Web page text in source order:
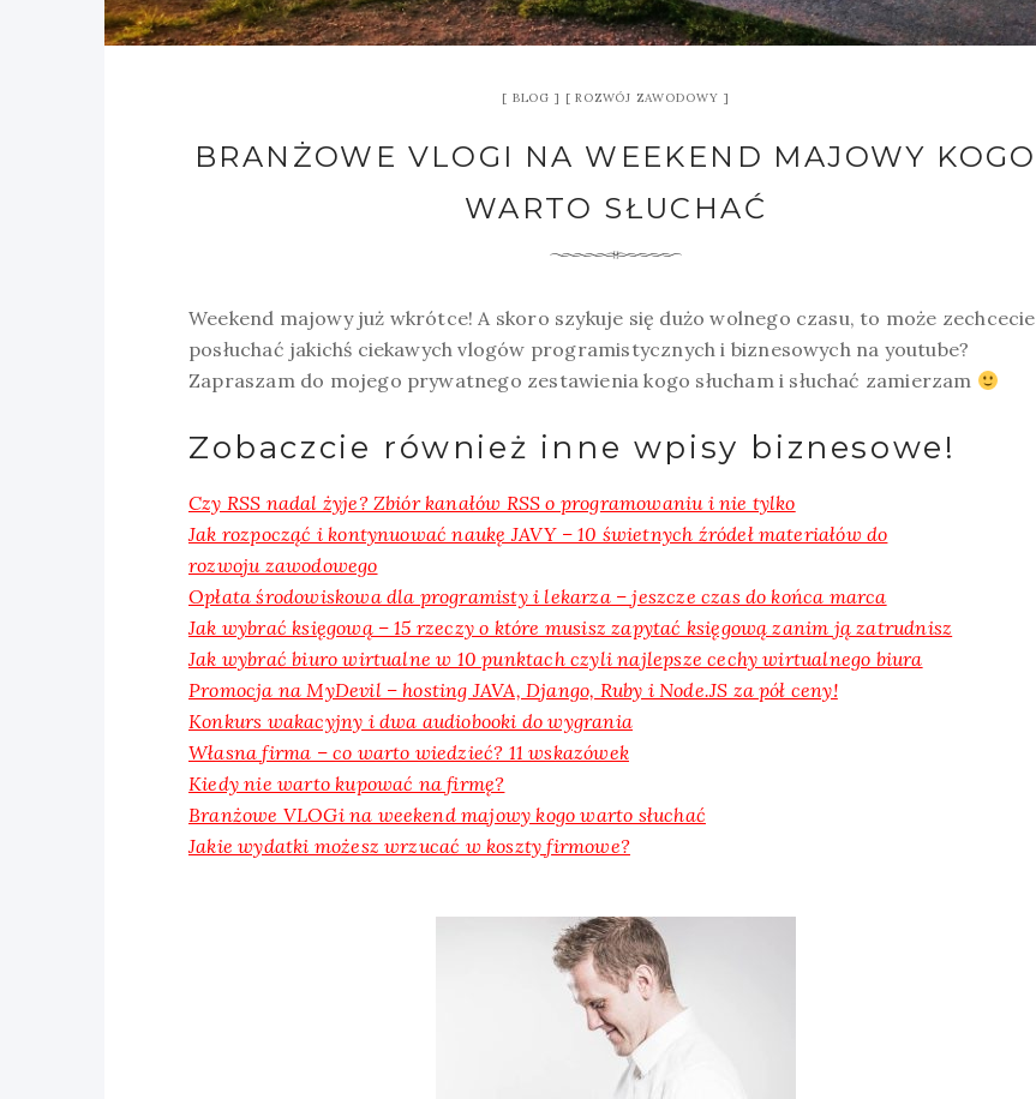
BLOG ROZWÓJ ZAWODOWY
BRANŻOWE VLOGI NA WEEKEND MAJOWY KOGO
WARTO SŁUCHAĆ
Weekend majowy już wkrótce! A skoro szykuje się dużo wolnego czasu, to może zechcecie
posłuchać jakichś ciekawych vlogów programistycznych i biznesowych na youtube?
Zapraszam do mojego prywatnego zestawienia kogo słucham i słuchać zamierzam
Zobaczcie również inne wpisy biznesowe!
Czy RSS nadal żyje? Zbiór kanałów RSS o programowaniu i nie tylko
Jak rozpocząć i kontynuować naukę JAVY – 10 świetnych źródeł materiałów do
rozwoju zawodowego
Opłata środowiskowa dla programisty i lekarza – jeszcze czas do końca marca
Jak wybrać księgową – 15 rzeczy o które musisz zapytać księgową zanim ją zatrudnisz
Jak wybrać biuro wirtualne w 10 punktach czyli najlepsze cechy wirtualnego biura
Promocja na MyDevil – hosting JAVA, Django, Ruby i Node.JS za pół ceny!
Konkurs wakacyjny i dwa audiobooki do wygrania
Własna firma – co warto wiedzieć? 11 wskazówek
Kiedy nie warto kupować na firmę?
Branżowe VLOGi na weekend majowy kogo warto słuchać
Jakie wydatki możesz wrzucać w koszty firmowe?